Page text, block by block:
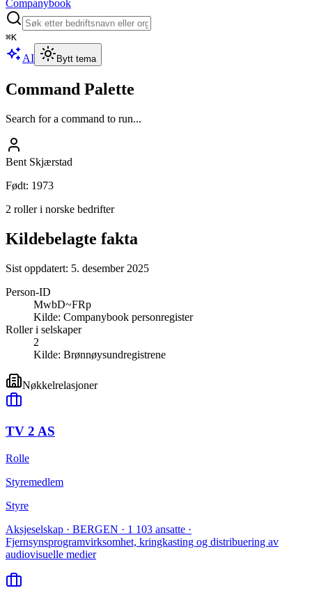
Companybook
⌘K
AI Bytt tema
Command Palette
Search for a command to run...
Bent Skjærstad
Født: 1973
2 roller i norske bedrifter
Kildebelagte fakta
Sist oppdatert: 5. desember 2025
Person-ID
MwbD~FRp
Kilde: Companybook personregister
Roller i selskaper
2
Kilde: Brønnøysundregistrene
Nøkkelrelasjoner
TV 2 AS
Rolle
Styremedlem
Styre
Aksjeselskap · BERGEN · 1 103 ansatte ·
Fjernsynsprogramvirksomhet, kringkasting og distribuering av
audiovisuelle medier